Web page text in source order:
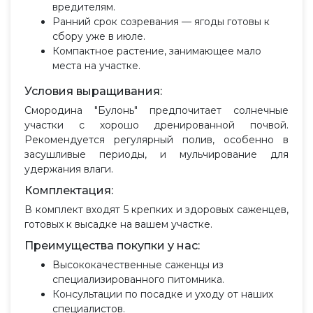
вредителям.
Ранний срок созревания — ягоды готовы к
сбору уже в июле.
Компактное растение, занимающее мало
места на участке.
Условия выращивания:
Смородина "Булонь" предпочитает солнечные
участки с хорошо дренированной почвой.
Рекомендуется регулярный полив, особенно в
засушливые периоды, и мульчирование для
удержания влаги.
Комплектация:
В комплект входят 5 крепких и здоровых саженцев,
готовых к высадке на вашем участке.
Преимущества покупки у нас:
Высококачественные саженцы из
специализированного питомника.
Консультации по посадке и уходу от наших
специалистов.